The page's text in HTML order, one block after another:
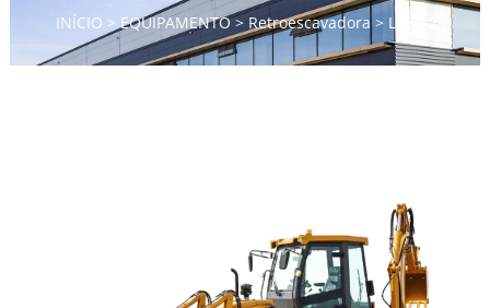
INÍCIO >EQUIPAMENTO> Retroescavadora > LR30-25